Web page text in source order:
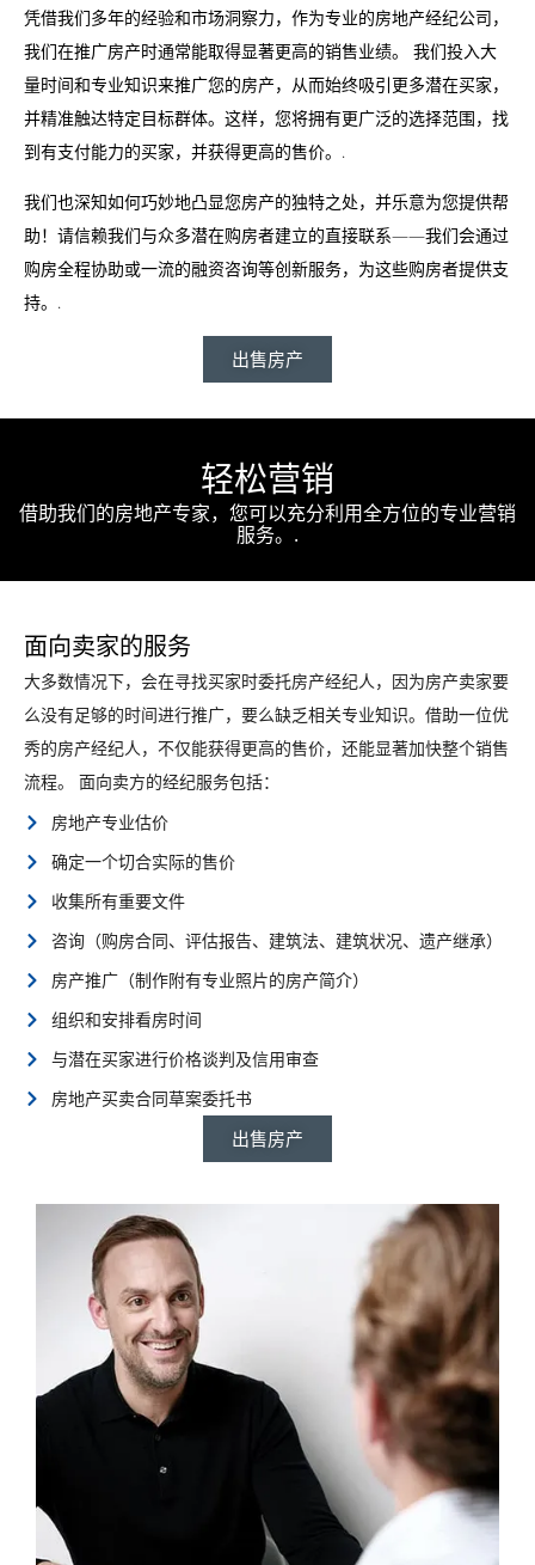
凭借我们多年的经验和市场洞察力，作为专业的房地产经纪公司，
我们在推广房产时通常能取得显著更高的销售业绩。 我们投入大
量时间和专业知识来推广您的房产，从而始终吸引更多潜在买家，
并精准触达特定目标群体。这样，您将拥有更广泛的选择范围，找
到有支付能力的买家，并获得更高的售价。.
我们也深知如何巧妙地凸显您房产的独特之处，并乐意为您提供帮
助！请信赖我们与众多潜在购房者建立的直接联系——我们会通过
购房全程协助或一流的融资咨询等创新服务，为这些购房者提供支
持。.
出售房产
轻松营销
借助我们的房地产专家，您可以充分利用全方位的专业营销
服务。.
面向卖家的服务
大多数情况下，会在寻找买家时委托房产经纪人，因为房产卖家要
么没有足够的时间进行推广，要么缺乏相关专业知识。借助一位优
秀的房产经纪人，不仅能获得更高的售价，还能显著加快整个销售
流程。 面向卖方的经纪服务包括：
房地产专业估价
确定一个切合实际的售价
收集所有重要文件
咨询（购房合同、评估报告、建筑法、建筑状况、遗产继承）
房产推广（制作附有专业照片的房产简介）
组织和安排看房时间
与潜在买家进行价格谈判及信用审查
房地产买卖合同草案委托书
出售房产